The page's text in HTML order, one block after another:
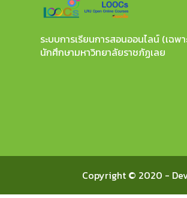
ระบบการเรียนการสอนออนไลน์ (เฉพา
นักศึกษามหาวิทยาลัยราชภัฏเลย
Copyright © 2020 -